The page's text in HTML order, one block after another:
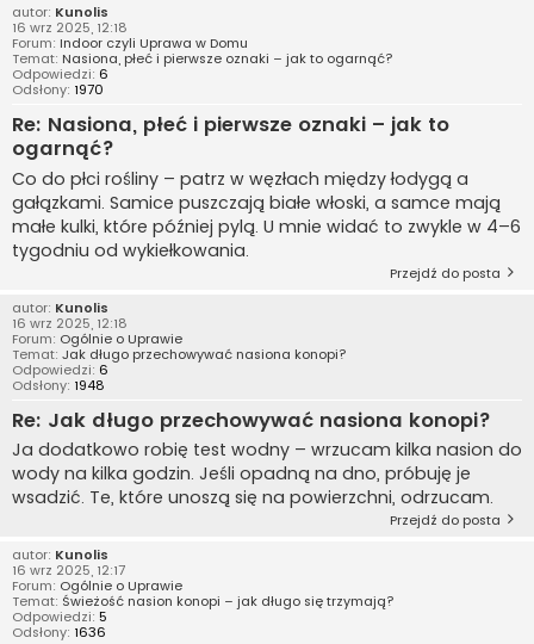
autor: Kunolis
16 wrz 2025, 12:18
Forum: Indoor czyli Uprawa w Domu
Temat: Nasiona, płeć i pierwsze oznaki – jak to ogarnąć?
Odpowiedzi: 6
Odsłony: 1970
Re: Nasiona, płeć i pierwsze oznaki – jak to
ogarnąć?
Co do płci rośliny – patrz w węzłach między łodygą a
gałązkami. Samice puszczają białe włoski, a samce mają
małe kulki, które później pylą. U mnie widać to zwykle w 4–6
tygodniu od wykiełkowania.
Przejdź do posta
autor: Kunolis
16 wrz 2025, 12:18
Forum: Ogólnie o Uprawie
Temat: Jak długo przechowywać nasiona konopi?
Odpowiedzi: 6
Odsłony: 1948
Re: Jak długo przechowywać nasiona konopi?
Ja dodatkowo robię test wodny – wrzucam kilka nasion do
wody na kilka godzin. Jeśli opadną na dno, próbuję je
wsadzić. Te, które unoszą się na powierzchni, odrzucam.
Przejdź do posta
autor: Kunolis
16 wrz 2025, 12:17
Forum: Ogólnie o Uprawie
Temat: Świeżość nasion konopi – jak długo się trzymają?
Odpowiedzi: 5
Odsłony: 1636